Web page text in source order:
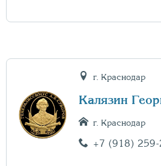
г. Краснодар
Калязин
г. Краснодар
+7 (918)